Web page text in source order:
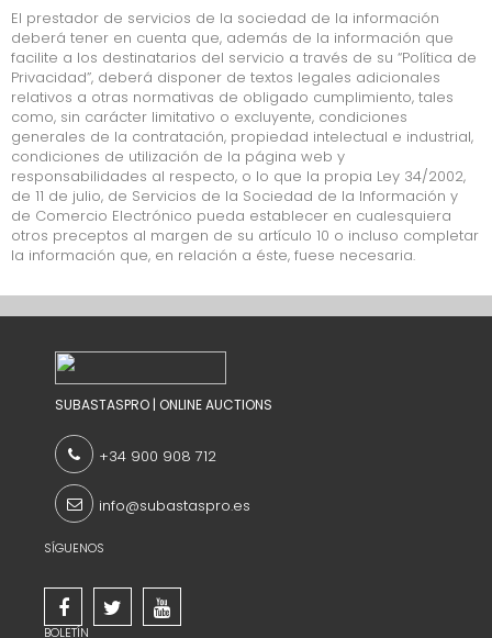
TIPOS DE SUBASTA
SUBASTAS
ADJUDICACION DIRECTA
PRÓXIMAS SUBASTAS
SUBASTAS FINALIZADAS
El prestador de servicios de la sociedad de la información
deberá tener en cuenta que, además de la información que
facilite a los destinatarios del servicio a través de su “Política de
Privacidad”, deberá disponer de textos legales adicionales
relativos a otras normativas de obligado cumplimiento, tales
como, sin carácter limitativo o excluyente, condiciones
generales de la contratación, propiedad intelectual e industrial,
condiciones de utilización de la página web y
responsabilidades al respecto, o lo que la propia Ley 34/2002,
de 11 de julio, de Servicios de la Sociedad de la Información y
de Comercio Electrónico pueda establecer en cualesquiera
otros preceptos al margen de su artículo 10 o incluso completar
la información que, en relación a éste, fuese necesaria.
SUBASTASPRO | ONLINE AUCTIONS
+34 900 908 712
info@subastaspro.es
SÍGUENOS
BOLETÍN